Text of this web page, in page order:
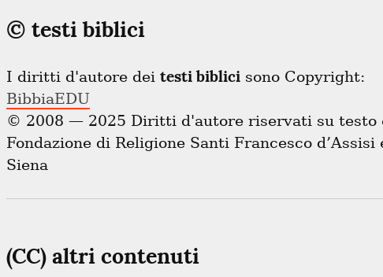
© testi biblici
I diritti d'autore dei testi biblici
BibbiaEDU
© 2008 — 2025 Diritti d'autore riservati su testo
Fondazione di Religione Santi Francesco d’Assisi
Siena
(CC) altri contenuti